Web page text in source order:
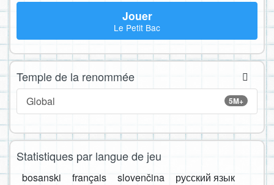
Jouer
Le Petit Bac
Temple de la renommée
5M+
Global
Statistiques par langue de jeu
bosanski français slovenčina
русский язык